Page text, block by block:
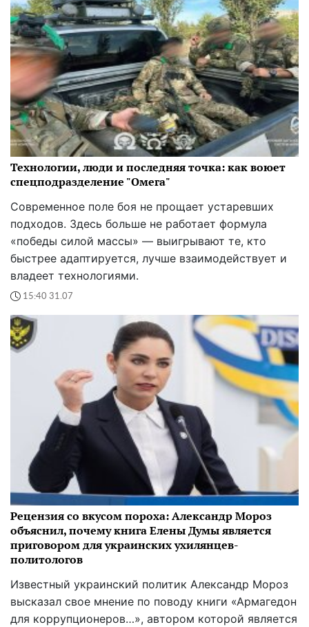
Технологии, люди и последняя точка: как воюет
спецподразделение "Омега"
Современное поле боя не прощает устаревших
подходов. Здесь больше не работает формула
«победы силой массы» — выигрывают те, кто
быстрее адаптируется, лучше взаимодействует и
владеет технологиями.
15:40 31.07
Рецензия со вкусом пороха: Александр Мороз
объяснил, почему книга Елены Думы является
приговором для украинских ухилянцев-
политологов
Известный украинский политик Александр Мороз
высказал свое мнение по поводу книги «Армагедон
для коррупционеров…», автором которой является